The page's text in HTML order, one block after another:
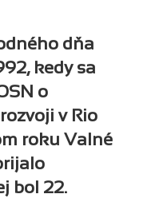
dňa
kedy sa
o
v Rio
roku Valné
bol 22.